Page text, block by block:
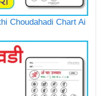
Choudahadi Chart Ai